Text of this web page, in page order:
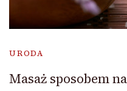
URODA
Masaż sposobem